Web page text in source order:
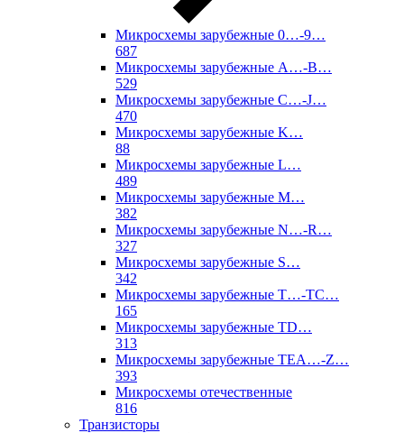
Микросхемы зарубежные 0…-9…
687
Микросхемы зарубежные A…-B…
529
Микросхемы зарубежные C…-J…
470
Микросхемы зарубежные K…
88
Микросхемы зарубежные L…
489
Микросхемы зарубежные M…
382
Микросхемы зарубежные N…-R…
327
Микросхемы зарубежные S…
342
Микросхемы зарубежные T…-TC…
165
Микросхемы зарубежные TD…
313
Микросхемы зарубежные TEA…-Z…
393
Микросхемы отечественные
816
Транзисторы